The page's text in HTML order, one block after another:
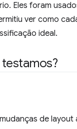
Eles foram
ver como
ideal.
de